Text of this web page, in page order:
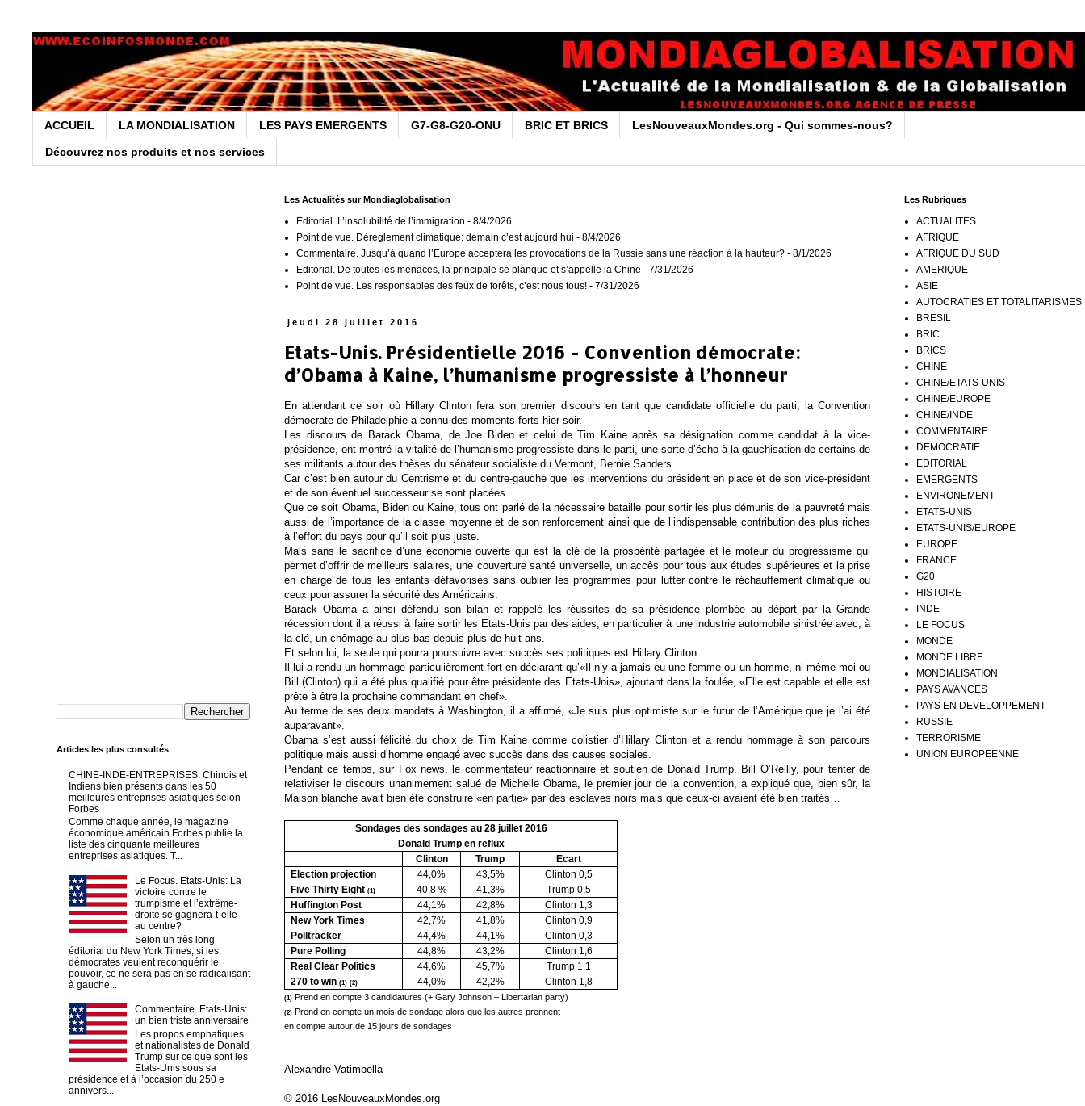
ACCUEIL LA MONDIALISATION LES PAYS EMERGENTS G7-G8-G20-ONU BRIC ET BRICS LesNouveauxMondes.org - Qui sommes-nous?
Découvrez nos produits et nos services
Les Actualités sur Mondiaglobalisation
Editorial. L’insolubilité de l’immigration - 8/4/2026
Point de vue. Dérèglement climatique: demain c’est aujourd’hui - 8/4/2026
Commentaire. Jusqu’à quand l’Europe acceptera les provocations de la Russie sans une réaction à la hauteur? - 8/1/2026
Editorial. De toutes les menaces, la principale se planque et s’appelle la Chine - 7/31/2026
Point de vue. Les responsables des feux de forêts, c’est nous tous! - 7/31/2026
jeudi 28 juillet 2016
Etats-Unis. Présidentielle 2016 - Convention démocrate:
d’Obama à Kaine, l’humanisme progressiste à l’honneur
En attendant ce soir où Hillary Clinton fera son premier discours en tant que candidate officielle du parti, la Convention
démocrate de Philadelphie a connu des moments forts hier soir.
Les discours de Barack Obama, de Joe Biden et celui de Tim Kaine après sa désignation comme candidat à la vice-
présidence, ont montré la vitalité de l’humanisme progressiste dans le parti, une sorte d’écho à la gauchisation de certains de
ses militants autour des thèses du sénateur socialiste du Vermont, Bernie Sanders.
Car c’est bien autour du Centrisme et du centre-gauche que les interventions du président en place et de son vice-président
et de son éventuel successeur se sont placées.
Que ce soit Obama, Biden ou Kaine, tous ont parlé de la nécessaire bataille pour sortir les plus démunis de la pauvreté mais
aussi de l’importance de la classe moyenne et de son renforcement ainsi que de l’indispensable contribution des plus riches
à l’effort du pays pour qu’il soit plus juste.
Mais sans le sacrifice d’une économie ouverte qui est la clé de la prospérité partagée et le moteur du progressisme qui
permet d’offrir de meilleurs salaires, une couverture santé universelle, un accès pour tous aux études supérieures et la prise
en charge de tous les enfants défavorisés sans oublier les programmes pour lutter contre le réchauffement climatique ou
ceux pour assurer la sécurité des Américains.
Barack Obama a ainsi défendu son bilan et rappelé les réussites de sa présidence plombée au départ par la Grande
récession dont il a réussi à faire sortir les Etats-Unis par des aides, en particulier à une industrie automobile sinistrée avec, à
la clé, un chômage au plus bas depuis plus de huit ans.
Et selon lui, la seule qui pourra poursuivre avec succès ses politiques est Hillary Clinton.
Il lui a rendu un hommage particulièrement fort en déclarant qu’«Il n’y a jamais eu une femme ou un homme, ni même moi ou
Bill (Clinton) qui a été plus qualifié pour être présidente des Etats-Unis», ajoutant dans la foulée, «Elle est capable et elle est
prête à être la prochaine commandant en chef».
Au terme de ses deux mandats à Washington, il a affirmé, «Je suis plus optimiste sur le futur de l’Amérique que je l’ai été
auparavant».
Obama s’est aussi félicité du choix de Tim Kaine comme colistier d’Hillary Clinton et a rendu hommage à son parcours
politique mais aussi d’homme engagé avec succès dans des causes sociales.
Pendant ce temps, sur Fox news, le commentateur réactionnaire et soutien de Donald Trump, Bill O’Reilly, pour tenter de
relativiser le discours unanimement salué de Michelle Obama, le premier jour de la convention, a expliqué que, bien sûr, la
Maison blanche avait bien été construire «en partie» par des esclaves noirs mais que ceux-ci avaient été bien traités…
Sondages des sondages au 28 juillet 2016
Donald Trump en reflux
Clinton
Trump
Ecart
Election projection
44,0% 43,5%
Clinton 0,5
Five Thirty Eight(1) 40,8 % 41,3%
Trump 0,5
Huffington Post
44,1% 42,8%
Clinton 1,3
New York Times
42,7% 41,8%
Clinton 0,9
Polltracker
44,4% 44,1%
Clinton 0,3
Pure Polling
44,8% 43,2%
Clinton 1,6
Real Clear Politics
44,6% 45,7%
Trump 1,1
270 to win(1) (2) 44,0% 42,2% Clinton 1,8
(1) Prend en compte 3 candidatures (+ Gary Johnson – Libertarian party)
(2) Prend en compte un mois de sondage alors que les autres prennent
en compte autour de 15 jours de sondages
Alexandre Vatimbella
© 2016 LesNouveauxMondes.org
Articles les plus consultés
CHINE-INDE-ENTREPRISES. Chinois et
Indiens bien présents dans les 50
meilleures entreprises asiatiques selon
Forbes
Comme chaque année, le magazine
économique américain Forbes publie la
liste des cinquante meilleures
entreprises asiatiques. T...
Le Focus. Etats-Unis: La
victoire contre le
trumpisme et l’extrême-
droite se gagnera-t-elle
au centre?
Selon un très long
éditorial du New York Times, si les
démocrates veulent reconquérir le
pouvoir, ce ne sera pas en se radicalisant
à gauche...
Commentaire. Etats-Unis:
un bien triste anniversaire
Les propos emphatiques
et nationalistes de Donald
Trump sur ce que sont les
Etats-Unis sous sa
présidence et à l’occasion du 250 e
annivers...
Les Rubriques
ACTUALITES
AFRIQUE
AFRIQUE DU SUD
AMERIQUE
ASIE
AUTOCRATIES ET TOTALITARISMES
BRESIL
BRIC
BRICS
CHINE
CHINE/ETATS-UNIS
CHINE/EUROPE
CHINE/INDE
COMMENTAIRE
DEMOCRATIE
EDITORIAL
EMERGENTS
ENVIRONEMENT
ETATS-UNIS
ETATS-UNIS/EUROPE
EUROPE
FRANCE
G20
HISTOIRE
INDE
LE FOCUS
MONDE
MONDE LIBRE
MONDIALISATION
PAYS AVANCES
PAYS EN DEVELOPPEMENT
RUSSIE
TERRORISME
UNION EUROPEENNE